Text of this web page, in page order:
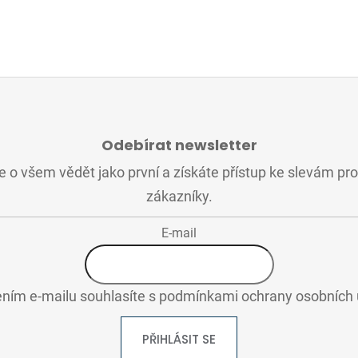
Odebírat newsletter
o všem vědět jako první a získáte přístup ke slevám
zákazníky.
E-mail
e-mailu souhlasíte s podmínkami ochrany osobních
PŘIHLÁSIT SE